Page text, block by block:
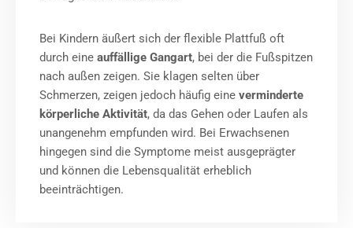
Bei Kindern äußert sich der flexible Plattfuß oft
durch eine auffällige Gangart, bei der die Fußspitzen
nach außen zeigen. Sie klagen selten über
Schmerzen, zeigen jedoch häufig eine verminderte
körperliche Aktivität, da das Gehen oder Laufen als
unangenehm empfunden wird. Bei Erwachsenen
hingegen sind die Symptome meist ausgeprägter
und können die Lebensqualität erheblich
beeinträchtigen.